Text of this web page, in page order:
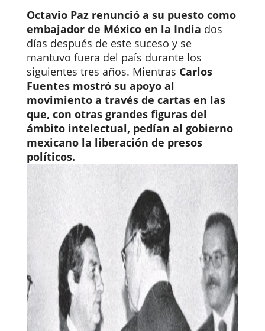
Octavio Paz renunció a su puesto como
embajador de México en la India dos
días después de este suceso y se
mantuvo fuera del país durante los
siguientes tres años. Mientras Carlos
Fuentes mostró su apoyo al
movimiento a través de cartas en las
que, con otras grandes figuras del
ámbito intelectual, pedían al gobierno
mexicano la liberación de presos
políticos.